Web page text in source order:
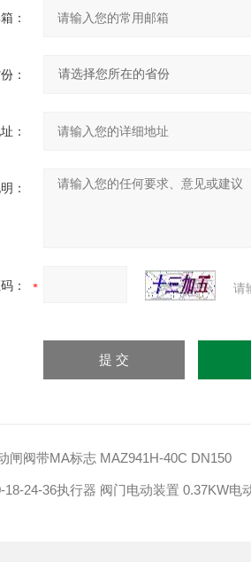
：
：
：
：
： 请
闸阀带MA标志 MAZ941H-40C DN150
18-24-36执行器 阀门电动装置 0.37KW电